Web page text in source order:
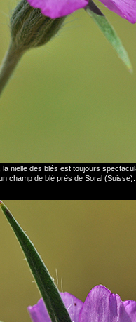
nielle des blés est toujours
champ de blé près de Soral